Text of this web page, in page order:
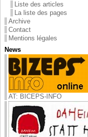
Liste des articles
La liste des pages
Archive
Contact
Mentions légales
News
AT: BICEPS-INFO